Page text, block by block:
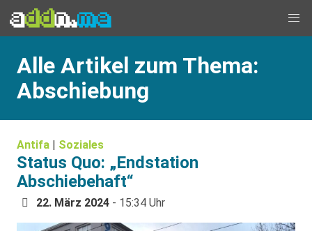
Alle Artikel zum Thema:
Abschiebung
Antifa | Soziales
Status Quo: „Endstation
Abschiebehaft“
22. März 2024 - 15:34 Uhr